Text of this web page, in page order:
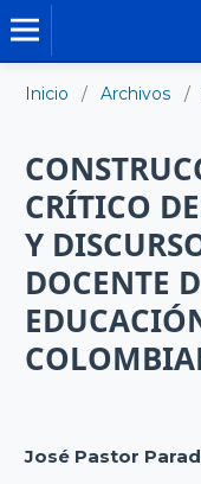
Inicio / Archivos /
CRÍTICO
Y
DOCENTE
José Pastor